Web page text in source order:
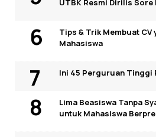
UTBK Resmi Dirilis Sore
Tips & Trik Membuat
Mahasiswa
Ini 45 Perguruan Tinggi
Lima Beasiswa Tanpa
untuk Mahasiswa